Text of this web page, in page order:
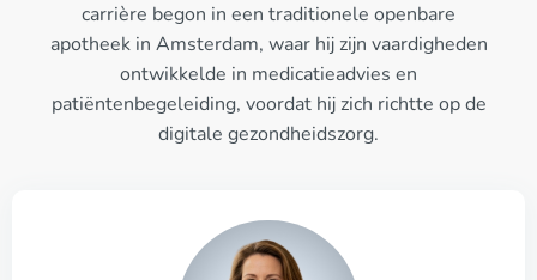
carrière begon in een traditionele openbare
apotheek in Amsterdam, waar hij zijn vaardigheden
ontwikkelde in medicatieadvies en
patiëntenbegeleiding, voordat hij zich richtte op de
digitale gezondheidszorg.